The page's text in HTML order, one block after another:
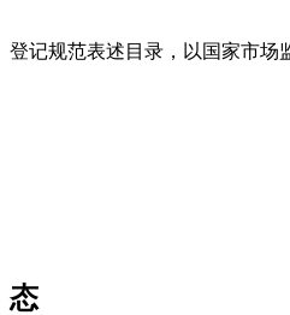
登记规范表述目录，以国家市场
态